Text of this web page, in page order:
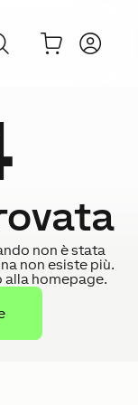
non è stata
non esiste più.
homepage.